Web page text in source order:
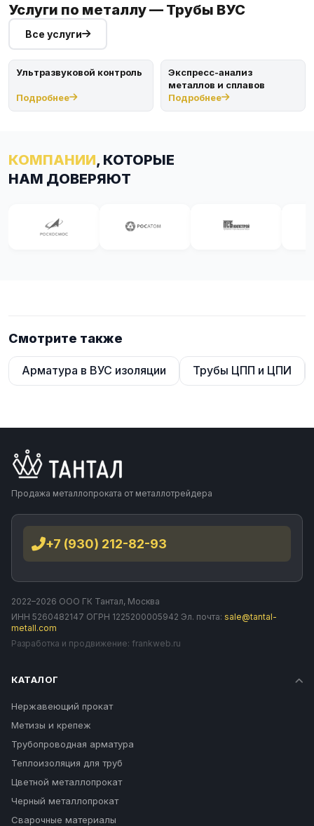
Услуги по металлу — Трубы ВУС
Все услуги
Ультразвуковой контроль
Подробнее
Экспресс-анализ
металлов и сплавов
Подробнее
КОМПАНИИ, КОТОРЫЕ
НАМ ДОВЕРЯЮТ
Смотрите также
Арматура в ВУС изоляции Трубы ЦПП и ЦПИ
Продажа металлопроката от металлотрейдера
+7 (930) 212-82-93
2022–2026 ООО ГК Тантал, Москва
ИНН 5260482147 ОГРН 1225200005942 Эл. почта: sale@tantal-
metall.com
Разработка и продвижение: frankweb.ru
КАТАЛОГ
Нержавеющий прокат
Метизы и крепеж
Трубопроводная арматура
Теплоизоляция для труб
Цветной металлопрокат
Черный металлопрокат
Сварочные материалы